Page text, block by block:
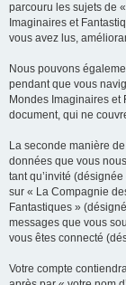
parcouru les sujets de
Imaginaires et
vous avez lus,
Nous pouvons
pendant que vous
Mondes Imaginaires et
document, qui ne
La seconde manière
données que vous
tant qu’invité
sur « La Compagnie
Fantastiques »
messages que vous
vous êtes connecté
Votre compte